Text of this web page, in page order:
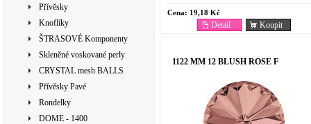
Přívěsky
Knoflíky
ŠTRASOVÉ Komponenty
Skleněné voskované perly
CRYSTAL mesh BALLS
Přívěsky Pavé
Rondelky
DOME - 1400
Cena: 19,18 Kč
Koupit
Detail
1122 MM 12 BLUSH ROSE F